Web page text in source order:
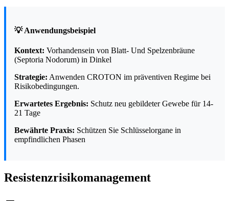
💡 Anwendungsbeispiel
Kontext: Vorhandensein von Blatt- Und Spelzenbräune
(Septoria Nodorum) in Dinkel
Strategie: Anwenden CROTON im präventiven Regime bei
Risikobedingungen.
Erwartetes Ergebnis: Schutz neu gebildeter Gewebe für 14-
21 Tage
Bewährte Praxis: Schützen Sie Schlüsselorgane in
empfindlichen Phasen
Resistenzrisikomanagement